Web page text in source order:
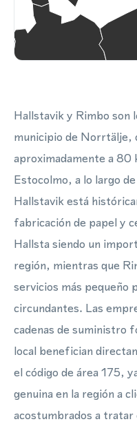
Hallstavik y Rimbo son
municipio de Norrtälje,
aproximadamente a
Estocolmo, a lo largo
Hallstavik está
fabricación de papel y
Hallsta siendo un
región, mientras que
servicios más pequeño
circundantes. Las
cadenas de suministro
local benefician
el código de área 175,
genuina en la región a
acostumbrados a tratar